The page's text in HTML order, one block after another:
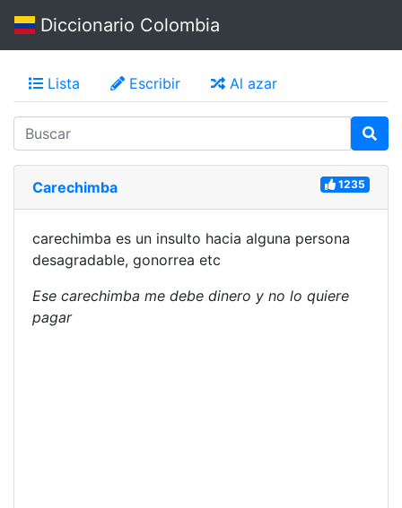
Diccionario Colombia
Lista Escribir Al azar
Carechimba 1235
carechimba es un insulto hacia alguna persona
desagradable, gonorrea etc
Ese carechimba me debe dinero y no lo quiere
pagar